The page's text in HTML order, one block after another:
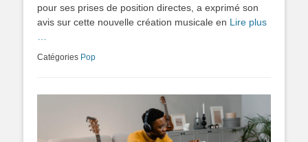
pour ses prises de position directes, a exprimé son
avis sur cette nouvelle création musicale en Lire plus
Catégories Pop